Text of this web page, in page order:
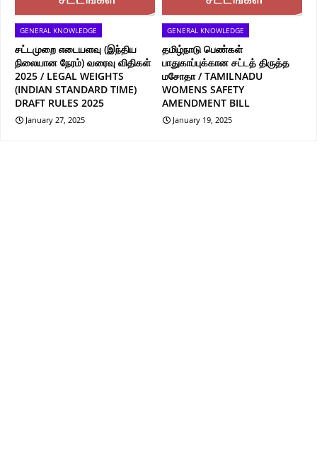
GENERAL KNOWLEDGE
சட்டமுறை எடையளவு (இந்திய
நிலையான நேரம்) வரைவு விதிகள்
2025 / LEGAL WEIGHTS
(INDIAN STANDARD TIME)
DRAFT RULES 2025
January 27, 2025
GENERAL KNOWLEDGE
தமிழ்நாடு பெண்கள்
பாதுகாப்புக்கான சட்டத் திருத்த
மசோதா / TAMILNADU
WOMENS SAFETY
AMENDMENT BILL
January 19, 2025